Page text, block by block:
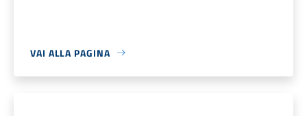
VAI ALLA PAGINA